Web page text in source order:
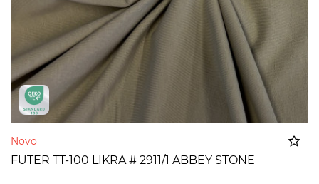
Novo
FUTER TT-100 LIKRA # 2911/1 ABBEY STONE